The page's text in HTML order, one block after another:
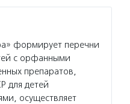
формирует перечни
с орфанными
препаратов,
для детей
осуществляет